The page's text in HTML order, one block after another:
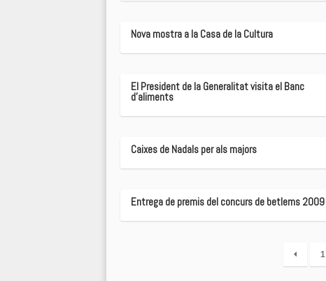
Nova mostra a la Casa de la Cultura
El President de la Generalitat visita el Banc
d'aliments
Caixes de Nadals per als majors
Entrega de premis del concurs de betlems 2009
1